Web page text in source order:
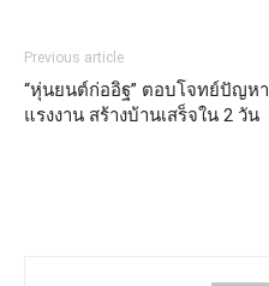
Previous article
“หุ่นยนต์ก่ออิฐ” ตอบโจทย์ปัญหา
แรงงาน สร้างบ้านเสร็จใน 2 วัน